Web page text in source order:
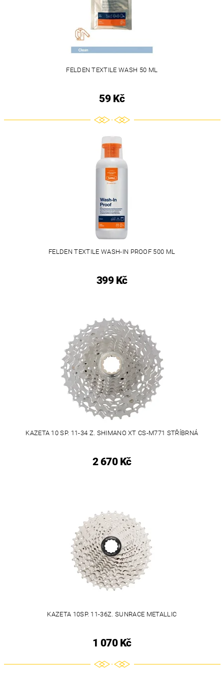
FELDEN TEXTILE WASH 50 ML
59 Kč
FELDEN TEXTILE WASH-IN PROOF 500 ML
399 Kč
KAZETA 10 SP. 11-34 Z. SHIMANO XT CS-M771 STŘÍBRNÁ
2 670 Kč
KAZETA 10SP. 11-36Z. SUNRACE METALLIC
1 070 Kč